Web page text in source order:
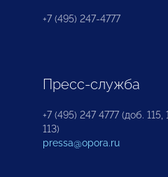
+7 (495) 247-4777
Пресс-служба
+7 (495) 247 4777 (доб. 115,
113)
pressa@opora.ru